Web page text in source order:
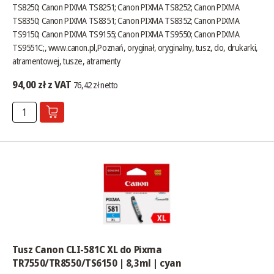
TS8250; Canon PIXMA TS8251; Canon PIXMA TS8252; Canon PIXMA
TS8350; Canon PIXMA TS8351; Canon PIXMA TS8352; Canon PIXMA
TS9150; Canon PIXMA TS9155; Canon PIXMA TS9550; Canon PIXMA
TS9551C;,www.canon.pl,Poznań, oryginał, oryginalny, tusz, do, drukarki,
atramentowej, tusze, atramenty
94,00 zł z VAT 76,42 zł netto
Tusz Canon CLI-581C XL do Pixma
TR7550/TR8550/TS6150 | 8,3ml | cyan